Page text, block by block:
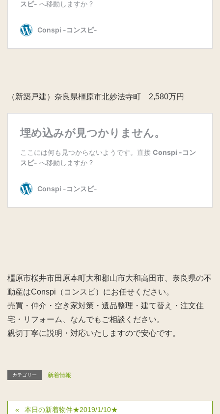
（新築戸建）奈良県橿原市北妙法寺町 2,580万円
橿原市桜井市田原本町大和郡山市大和高田市、奈良県の不
動産はConspi（コンスピ）にお任せください。
売買・仲介・空き家対策・遺品整理・建て替え・注文住
宅・リフォーム、なんでもご相談ください。
親切丁寧に説明・対応いたしますので安心です。
カテゴリー 新着情報
本日の新着物件★2019/1/10★